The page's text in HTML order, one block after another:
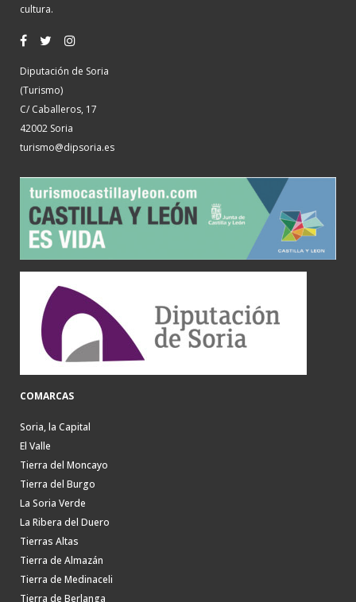
cultura.
Diputación de Soria
(Turismo)
C/ Caballeros, 17
42002 Soria
turismo@dipsoria.es
COMARCAS
Soria, la Capital
El Valle
Tierra del Moncayo
Tierra del Burgo
La Soria Verde
La Ribera del Duero
Tierras Altas
Tierra de Almazán
Tierra de Medinaceli
Tierra de Berlanga